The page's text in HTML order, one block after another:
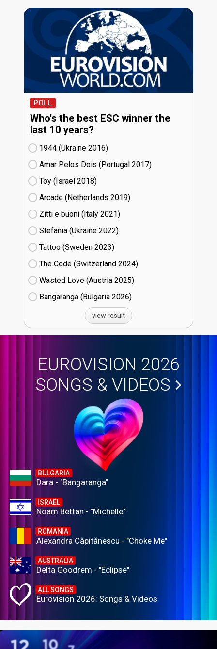
POLL
Who's the best ESC winner the
last 10 years?
1944 (Ukraine
16)
Amar Pelos Dois (Portugal
17)
Toy (Israel
18)
Arcade (Netherlands
19)
Zitti e buoni​ (Italy
21)
Stefania (Ukraine
22)
Tattoo (Sweden
23)
The Code (Switzerland
24)
Wasted Love (Austria
25)
Bangaranga (Bulgaria
26)
view result
EUROVISION 2026
SONGS & VIDEOS
BULGARIA
Dara - "Bangaranga"
ISRAEL
Noam Bettan - "Michelle"
ROMANIA
Alexandra Căpitănescu - "Choke Me"
AUSTRALIA
Delta Goodrem - "Eclipse"
ALL SONGS
Eurovision 2026: Songs & Videos